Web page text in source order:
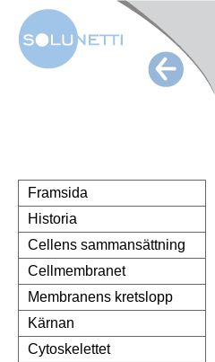
Framsida
Historia
Cellens sammansättning
Cellmembranet
Membranens kretslopp
Kärnan
Cytoskelettet